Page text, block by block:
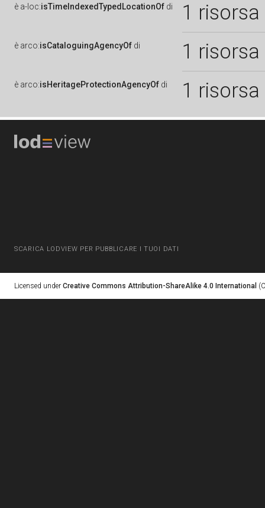
è a-loc:isTimeIndexedTypedLocationOf di 1 risorsa
è arco:isCataloguingAgencyOf di 1 risorsa
è arco:isHeritageProtectionAgencyOf di 1 risorsa
SCARICA LODVIEW PER PUBBLICARE I TUOI DATI
Licensed under Creative Commons Attribution-ShareAlike 4.0 International